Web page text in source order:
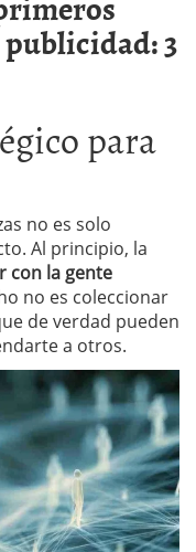
3
para
no es solo
Al principio, la
con la gente
no es coleccionar
de verdad pueden
a otros.